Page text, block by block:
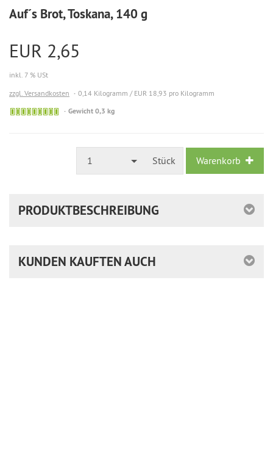
Auf´s Brot, Toskana, 140 g
EUR 2,65
inkl. 7 % USt
zzgl. Versandkosten
0,14 Kilogramm / EUR 18,93 pro Kilogramm
Gewicht 0,3 kg
1 Stück Warenkorb
PRODUKTBESCHREIBUNG
KUNDEN KAUFTEN AUCH